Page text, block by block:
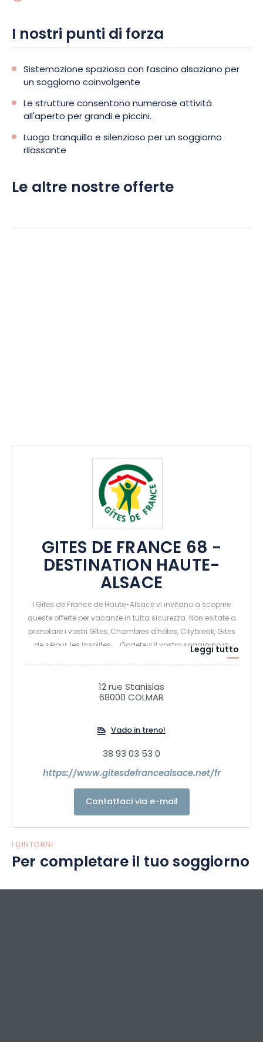
I nostri punti di forza
Sistemazione spaziosa con fascino alsaziano per
un soggiorno coinvolgente
Le strutture consentono numerose attività
all'aperto per grandi e piccini.
Luogo tranquillo e silenzioso per un soggiorno
rilassante
Le altre nostre offerte
GITES DE FRANCE 68 -
DESTINATION HAUTE-
ALSACE
I Gites de France de Haute-Alsace vi invitano a scoprire
queste offerte per vacanze in tutta sicurezza. Non esitate a
prenotare i vostri Gîtes, Chambres d'hôtes, Citybreak, Gites
de séjour, les Insolites.... Godetevi il vostro soggiorno in
Leggi tutto
12 rue Stanislas
68000 COLMAR
Vado in treno!
38 93 03 53 0
https://www.gitesdefrancealsace.net/fr
Contattaci via e-mail
I DINTORNI
Per completare il tuo soggiorno